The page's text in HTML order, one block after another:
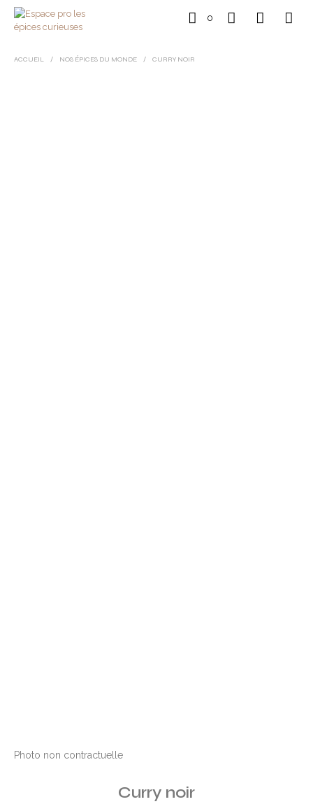
0
ACCUEIL / NOS ÉPICES DU MONDE / CURRY NOIR
Photo non contractuelle
Curry noir